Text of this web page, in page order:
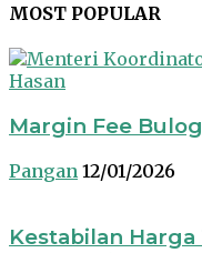
MOST POPULAR
Margin Fee
Pangan 12/01/2026
Kestabilan